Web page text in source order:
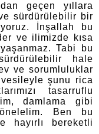
geçen yıllara
sürdürülebilir bir
İnşallah bu
ve ilimizde kısa
Tabi bu
hale
ve sorumluluklar
şunu rica
tasarruflu
damlama gibi
Ben bu
hayırlı bereketli